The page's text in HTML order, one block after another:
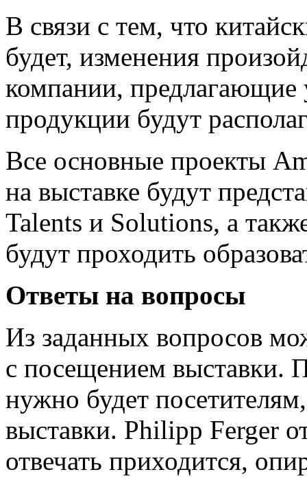
В связи с тем, что
будет, изменения
компании, предлагающие
продукции будут
Все основные проекты
на выставке будут
Talents и Solutions, а
будут проходить
Ответы на вопросы
Из заданных вопросов
с посещением выставки.
нужно будет
выставки. Philipp Ferger
отвечать приходится,